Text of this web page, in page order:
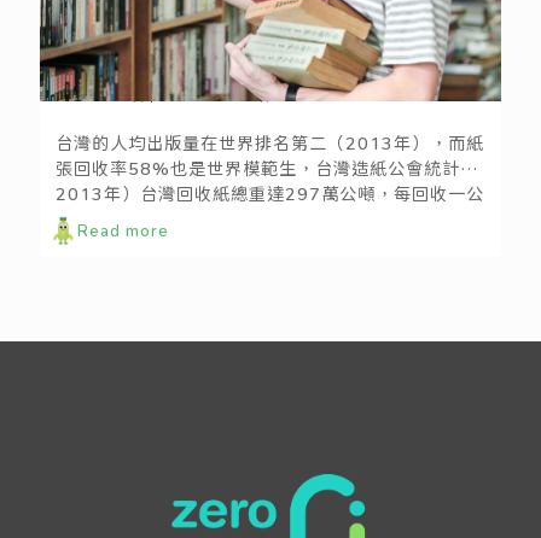
讀書人的浪漫│已讀必回！紙類再生節能救樹
台灣的人均出版量在世界排名第二（2013年），而紙
張回收率58%也是世界模範生，台灣造紙公會統計，
2013年）台灣回收紙總重達297萬公噸，每回收一公
噸的紙/紙盒可節省1.41公噸的木材、可減排5.29公
斤二氧化碳。
Read more